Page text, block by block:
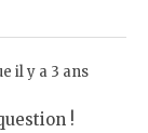
il y a 3 ans
!